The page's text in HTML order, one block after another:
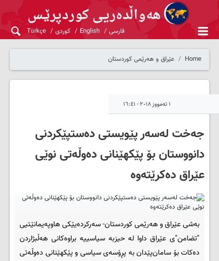
فارسی English کوردی Türkçe
Home عێراق و هەرێمی کوردستان
١ تەمووز ٢٠١٨ - ١٦:٤١
جه‌خت له‌سه‌ر پێویستی ده‌ستپێکردنی
دانووستان بۆ پێکهێنانی ده‌وڵه‌تی نوێی
عێراق ده‌کرێته‌وه‌
به‌شی عێراق و هه‌رێمی کوردستان- سه‌رکرده‌یێکی هاوپه‌یمانێتیی
"تضامن"ی عێراق داوا له‌ حیزبه‌ سیاسییه‌ براوه‌کانی هه‌ڵبژاردن
ده‌کات بۆ سامان‌پێدان به‌ پڕۆسه‌ی سیاسی و پێکهێنانی ده‌وڵه‌تی